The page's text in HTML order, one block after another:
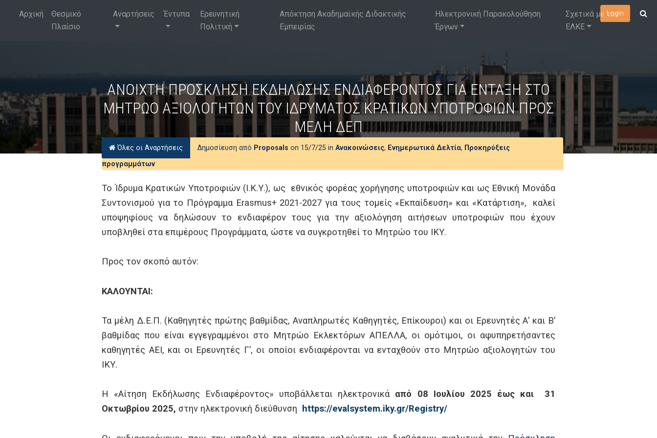
Login
Αρχική
Θεσμικό
Πλαίσιο
Αναρτήσεις Έντυπα
Ερευνητική
Πολιτική
Απόκτηση Ακαδημαϊκής Διδακτικής
Εμπειρίας
Ηλεκτρονική Παρακολούθηση
Έργων
Σχετικά με τον
ΕΛΚΕ
ΑΝΟΙΧΤΗ ΠΡΟΣΚΛΗΣΗ ΕΚΔΗΛΩΣΗΣ ΕΝΔΙΑΦΕΡΟΝΤΟΣ ΓΙΑ ΕΝΤΑΞΗ ΣΤΟ
ΜΗΤΡΩΟ ΑΞΙΟΛΟΓΗΤΩΝ ΤΟΥ ΙΔΡΥΜΑΤΟΣ ΚΡΑΤΙΚΩΝ ΥΠΟΤΡΟΦΙΩΝ ΠΡΟΣ
ΜΕΛΗ ΔΕΠ
Όλες οι Αναρτήσεις Δημοσίευση από Proposals on 15/7/25 in Ανακοινώσεις, Ενημερωτικά Δελτία, Προκηρύξεις
προγραμμάτων
Το Ίδρυμα Κρατικών Υποτροφιών (Ι.Κ.Υ.), ως εθνικός φορέας χορήγησης υποτροφιών και ως Εθνική Μονάδα
Συντονισμού για το Πρόγραμμα Erasmus+ 2021-2027 για τους τομείς «Εκπαίδευση» και «Κατάρτιση», καλεί
υποψηφίους να δηλώσουν το ενδιαφέρον τους για την αξιολόγηση αιτήσεων υποτροφιών που έχουν
υποβληθεί στα επιμέρους Προγράμματα, ώστε να συγκροτηθεί το Μητρώο του ΙΚΥ.
Προς τον σκοπό αυτόν:
ΚΑΛΟΥΝΤΑΙ:
Τα μέλη Δ.Ε.Π. (Καθηγητές πρώτης βαθμίδας, Αναπληρωτές Καθηγητές, Επίκουροι) και οι Ερευνητές Α’ και Β’
βαθμίδας που είναι εγγεγραμμένοι στο Μητρώο Εκλεκτόρων ΑΠΕΛΛΑ, οι ομότιμοι, οι αφυπηρετήσαντες
καθηγητές ΑΕΙ, και οι Ερευνητές Γ’, οι οποίοι ενδιαφέρονται να ενταχθούν στο Μητρώο αξιολογητών του
ΙΚΥ.
Η «Αίτηση Εκδήλωσης Ενδιαφέροντος» υποβάλλεται ηλεκτρονικά από 08 Ιουλίου 2025 έως και 31
Οκτωβρίου 2025, στην ηλεκτρονική διεύθυνση https://evalsystem.iky.gr/Registry/